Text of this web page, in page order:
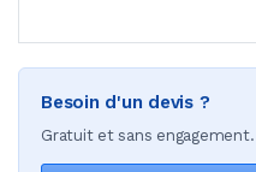
Besoin d'un devis ?
Gratuit et sans engagement.